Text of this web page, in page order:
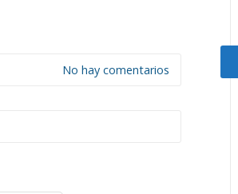
No hay comentarios